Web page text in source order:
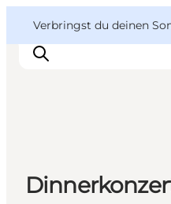
Verbringst du deinen
Reise Ideen
Outdoor & bike
VisitFyn
Deutsch